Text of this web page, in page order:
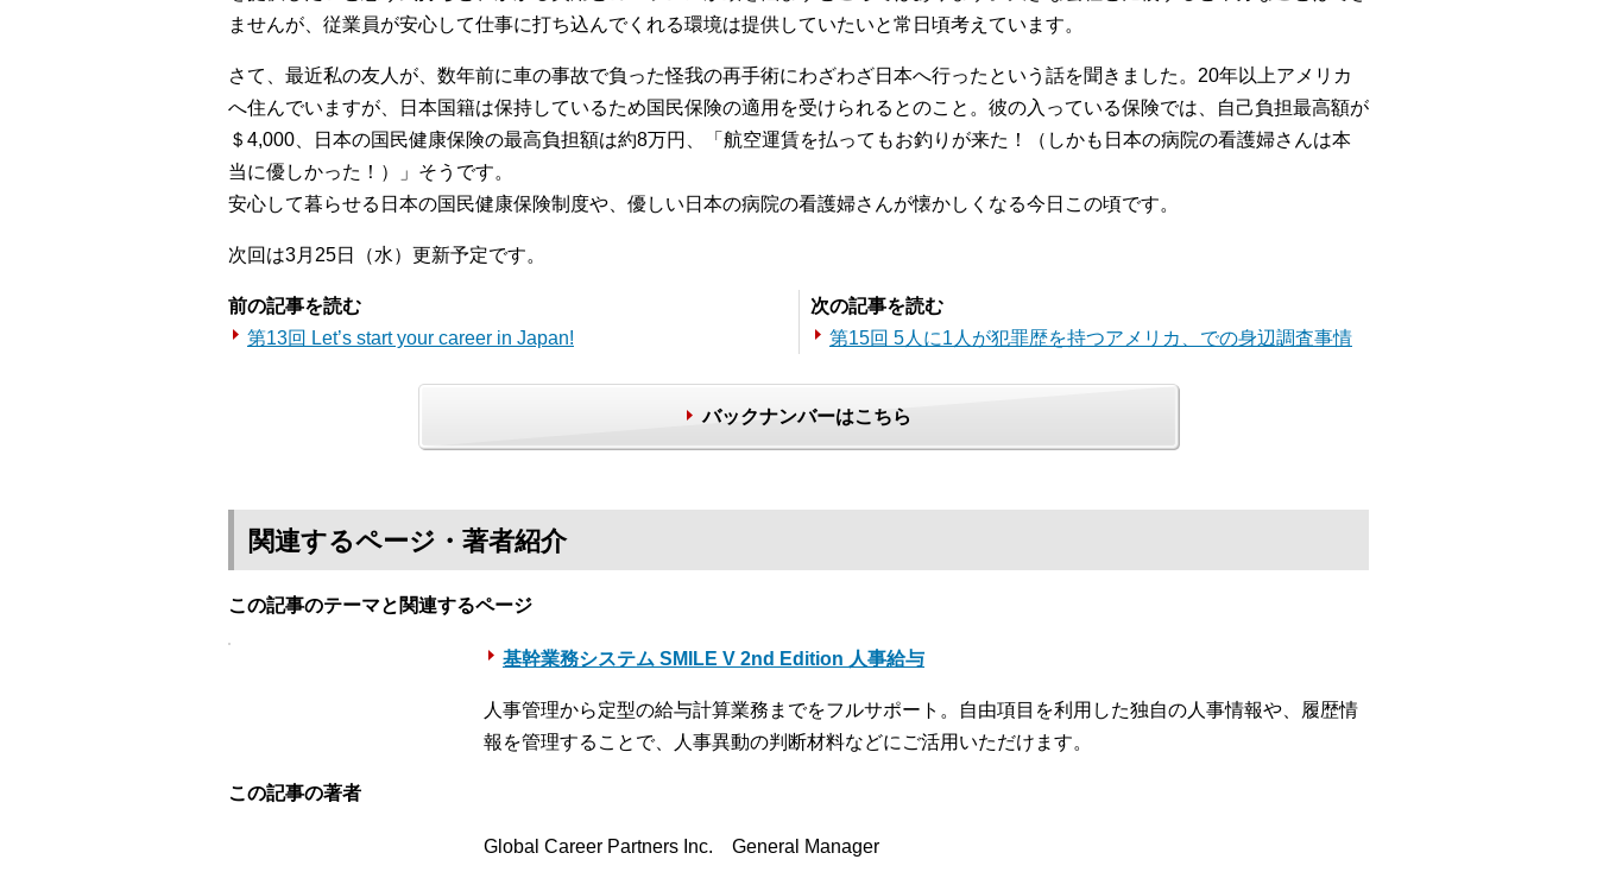
ませんが、従業員が安心して仕事に打ち込んでくれる環境は提供していたいと常日頃考えています。
さて、最近私の友人が、数年前に車の事故で負った怪我の再手術にわざわざ日本へ行ったという話を聞きました。20年以上アメリカ
へ住んでいますが、日本国籍は保持しているため国民保険の適用を受けられるとのこと。彼の入っている保険では、自己負担最高額が
＄4,000、日本の国民健康保険の最高負担額は約8万円、「航空運賃を払ってもお釣りが来た！（しかも日本の病院の看護婦さんは本
当に優しかった！）」そうです。
安心して暮らせる日本の国民健康保険制度や、優しい日本の病院の看護婦さんが懐かしくなる今日この頃です。
次回は3月25日（水）更新予定です。
前の記事を読む
第13回 Let’s start your career in Japan!
次の記事を読む
第15回 5人に1人が犯罪歴を持つアメリカ、での身辺調査事情
バックナンバーはこちら
関連するページ・著者紹介
この記事のテーマと関連するページ
基幹業務システム SMILE V 2nd Edition 人事給与
人事管理から定型の給与計算業務までをフルサポート。自由項目を利用した独自の人事情報や、履歴情
報を管理することで、人事異動の判断材料などにご活用いただけます。
この記事の著者
Global Career Partners Inc. General Manager